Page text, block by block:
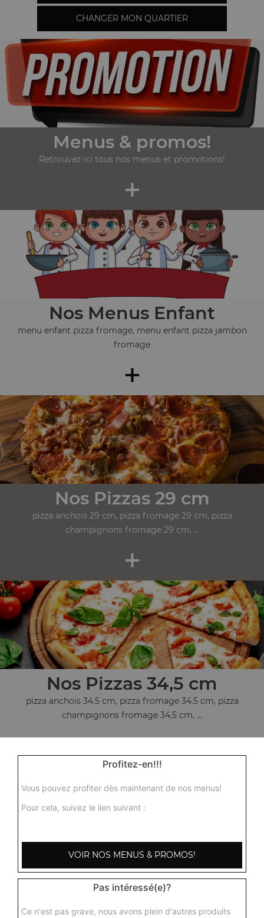
CHANGER MON QUARTIER
Menus & promos!
Retrouvez ici tous nos menus et promotions!
+
Nos Menus Enfant
menu enfant pizza fromage, menu enfant pizza jambon
fromage
+
Nos Pizzas 29 cm
pizza anchois 29 cm, pizza fromage 29 cm, pizza
champignons fromage 29 cm, ...
+
Nos Pizzas 34,5 cm
pizza anchois 34.5 cm, pizza fromage 34.5 cm, pizza
champignons fromage 34.5 cm, ...
+
Nos Desserts
barre glacée mars, barre glacée twix, barre snickers
Profitez-en!!!
Vous pouvez profiter dès maintenant de nos menus!
Pour cela, suivez le lien suivant :
VOIR NOS MENUS & PROMOS!
Pas intéressé(e)?
Ce n'est pas grave, nous avons plein d'autres produits